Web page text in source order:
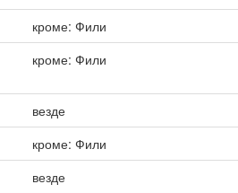
кроме: Фили
кроме: Фили
везде
кроме: Фили
везде